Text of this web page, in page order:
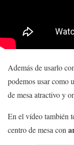
Además de usarlo
podemos usar como
de mesa atractivo y
En el vídeo también
centro de mesa con